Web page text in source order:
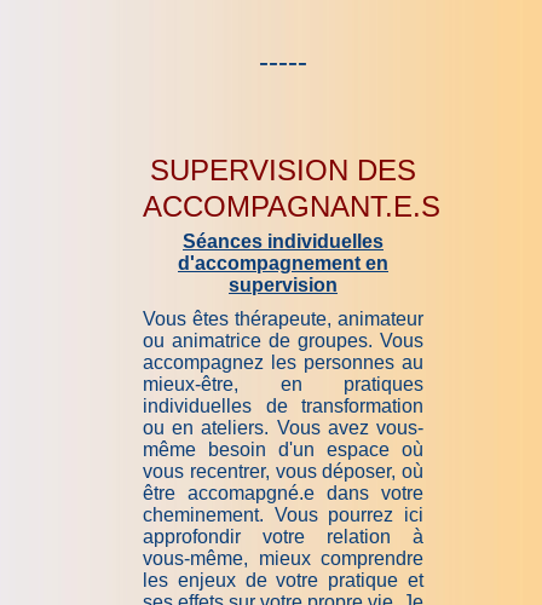
-----
SUPERVISION DES
ACCOMPAGNANT.E.S
Séances individuelles
d'accompagnement en
supervision
Vous êtes thérapeute, animateur
ou animatrice de groupes. Vous
accompagnez les personnes au
mieux-être, en pratiques
individuelles de transformation
ou en ateliers. Vous avez vous-
même besoin d'un espace où
vous recentrer, vous déposer, où
être accomapgné.e dans votre
cheminement. Vous pourrez ici
approfondir votre relation à
vous-même, mieux comprendre
les enjeux de votre pratique et